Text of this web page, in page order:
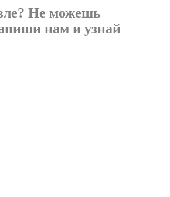
Не можешь
нам и узнай